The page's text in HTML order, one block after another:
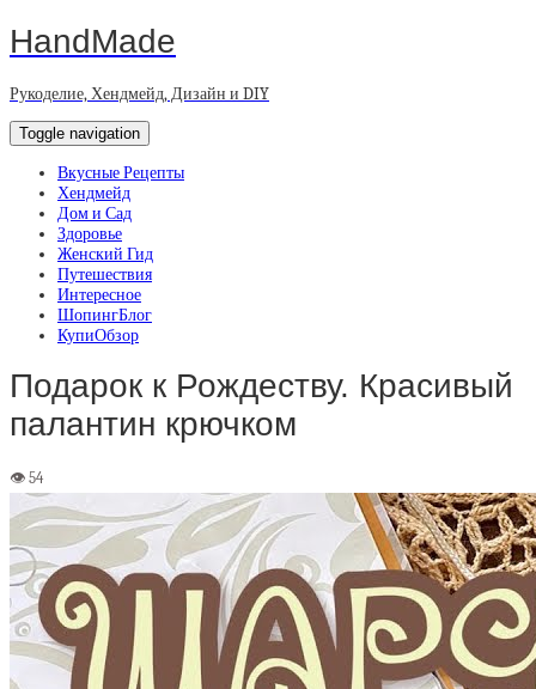
HandMade
Рукоделие, Хендмейд, Дизайн и DIY
Toggle navigation
Вкусные Рецепты
Хендмейд
Дом и Сад
Здоровье
Женский Гид
Путешествия
Интересное
ШопингБлог
КупиОбзор
Подарок к Рождеству. Красивый
палантин крючком